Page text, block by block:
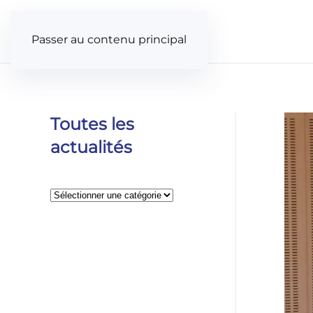
Passer au contenu principal
Toutes les
actualités
Catégories